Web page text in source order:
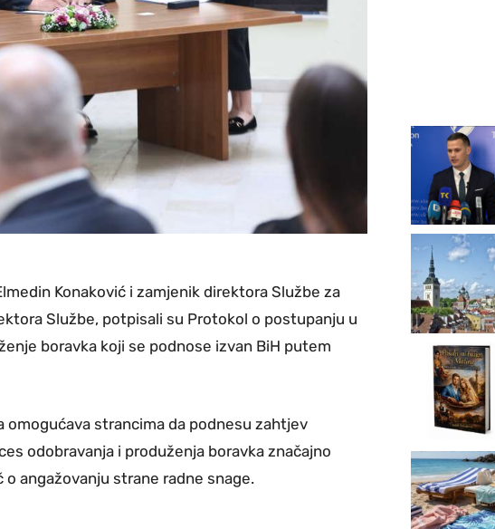
Konaković i zamjenik direktora Službe za
Službe, potpisali su Protokol o postupanju u
boravka koji se podnose izvan BiH putem
strancima da podnesu zahtjev
odobravanja i produženja boravka značajno
angažovanju strane radne snage.